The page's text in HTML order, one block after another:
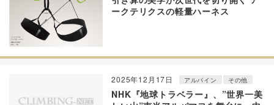
ークテリクスの軽量ハーネス
2025年12月17日 アルパイン その他
NHK『地球トラベラー』、”世界一美